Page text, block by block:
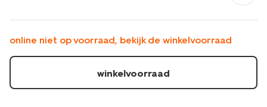
handgrepen-
blauw-
33502750.html
online niet op voorraad, bekijk de winkelvoorraad
winkelvoorraad